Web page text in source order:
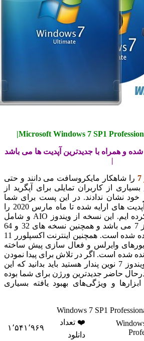
با جدیدترین آپدیت ها می باشد
مایکروسافت می دانند و حتی
از کاربران تمایلی برای آپگرید از
ویندوز 8 از خود نشان ندادند. در این پست برای شما
ویندو ز سون با تمامی آپدیت های ارایه شده تا ماه مارس 2020 را
برای شما آماده دانلود کرده ایم. این نسخه از ویندوز AIO و شامل
تمامی ورژن های ویندوز 7 می باشد و همچنین نسخه های 32 و 64
بیتی در این نسخه گنچانده شده است. همچنین اینترنت اکسپلورر 11
وایرلس و فعال سازی پیش ساخته
است. اگر در تلاش برای پیدا نمودن
دانلود رایگان ویندوز 7 نوین پندار هستید باید بدانید که این
جدیدترین ورژن برای شما بوده
و ویژگی‌های بهبود یافته بسیاری
❤️ تعداد
۱٬۵۴۱٬۹۶۹